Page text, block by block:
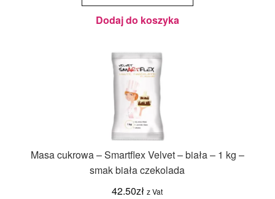
0,25 kg –
waniliowy
Dodaj do koszyka
Masa cukrowa – Smartflex Velvet – biała – 1 kg –
smak biała czekolada
42.50zł z Vat